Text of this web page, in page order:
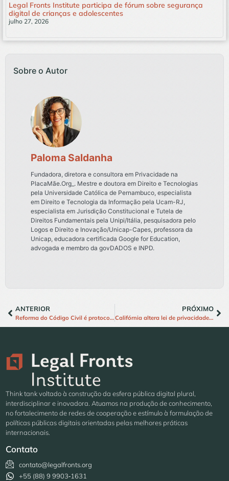
Legal Fronts Institute participa de fórum sobre segurança
digital de crianças e adolescentes
julho 27, 2026
Sobre o Autor
Paloma Saldanha
Fundadora, diretora e consultora em Privacidade na
PlacaMãe.Org_. Mestre e doutora em Direito e Tecnologias
pela Universidade Católica de Pernambuco, especialista
em Direito e Tecnologia da Informação pela Ucam-RJ,
especialista em Jurisdição Constitucional e Tutela de
Direitos Fundamentais pela Unipi/Itália, pesquisadora pelo
Logos e Direito e Inovação/Unicap-Capes, professora da
Unicap, educadora certificada Google for Education,
advogada e membro da govDADOS e INPD.
ANTERIOR
Reforma do Código Civil é protocolada no Senado; centro do Legal Fronts contribuiu para o livro de Direito Digital
PRÓXIMO
Califórnia altera lei de privacidade para incluir proteção a dados neurais
Think tank voltado à construção da esfera pública digital plural,
interdisciplinar e inovadora. Atuamos na produção de conhecimento,
no fortalecimento de redes de cooperação e estímulo à formulação de
políticas públicas digitais orientadas pelas melhores práticas
internacionais.
Contato
contato@legalfronts.org
+55 (88) 9 9903‑1631